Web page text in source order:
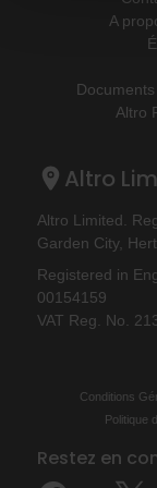
A
Altro
Altro
Altro Limited.
Garden City,
Registered in
00154159
VAT Reg. No.
Conditions
Politique
Restez en